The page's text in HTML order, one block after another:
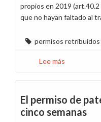
propios en 2019
que no hayan faltado al
permisos retribuidos
Lee más
por
no
El permiso de
cinco semanas